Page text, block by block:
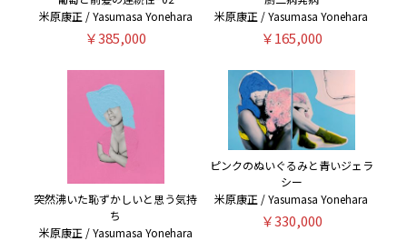
米原康正 / Yasumasa Yonehara
￥385,000
米原康正 / Yasumasa Yonehara
￥165,000
突然沸いた恥ずかしいと思う気持
ち
米原康正 / Yasumasa Yonehara
ピンクのぬいぐるみと青いジェラ
シー
米原康正 / Yasumasa Yonehara
￥330,000